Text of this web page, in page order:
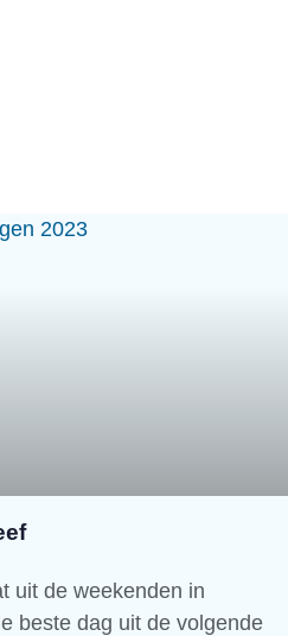
uit de weekenden in
beste dag uit de volgende